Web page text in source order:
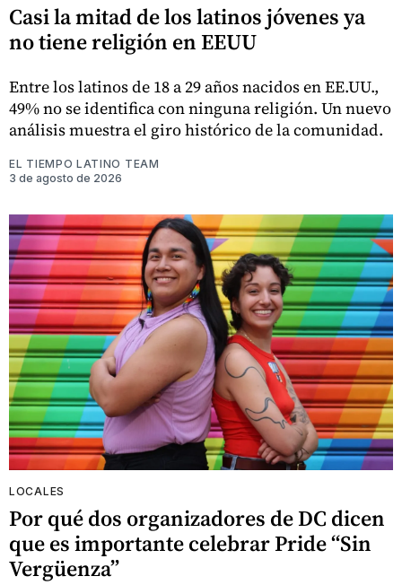
Casi la mitad de los latinos jóvenes ya
no tiene religión en EEUU
Entre los latinos de 18 a 29 años nacidos en EE.UU.,
49% no se identifica con ninguna religión. Un nuevo
análisis muestra el giro histórico de la comunidad.
EL TIEMPO LATINO TEAM
3 de agosto de 2026
LOCALES
Por qué dos organizadores de DC dicen
que es importante celebrar Pride “Sin
Vergüenza”